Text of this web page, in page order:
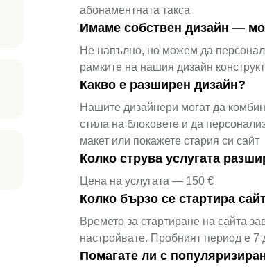
абонаментната такса
Имаме собствен дизайн —
Не напълно, но можем да
рамките на нашия дизайн
Какво е разширен дизайн?
Нашите дизайнери могат да
стила на блоковете и да
макет или покажете стария си сайт
Колко струва услугата
Цена на услугата — 150 €
Колко бързо се стартира
Времето за стартиране на сайта
настройвате. Пробният период е 7
Помагате ли с